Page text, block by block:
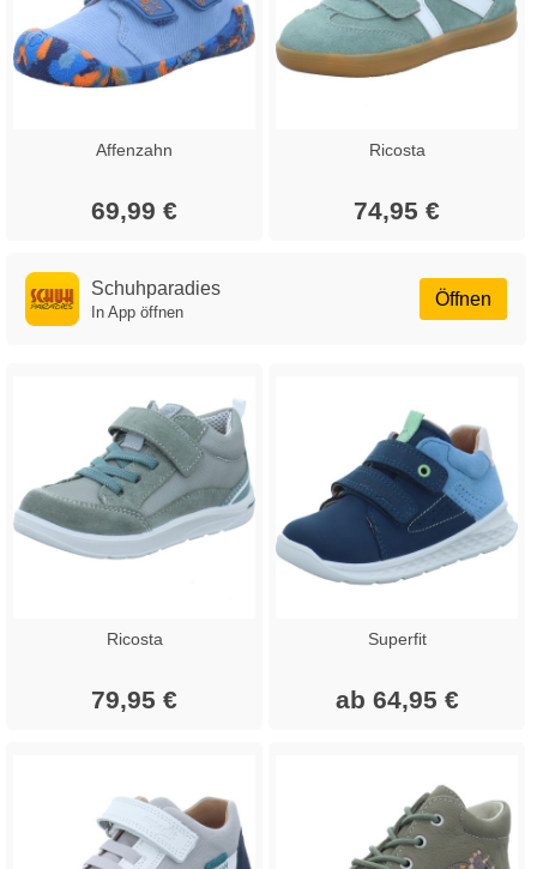
Affenzahn
69,99 €
Ricosta
74,95 €
Öffnen
Schuhparadies
In App öffnen
Ricosta
79,95 €
Superfit
ab 64,95 €